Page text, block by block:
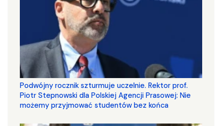
Podwójny rocznik szturmuje uczelnie. Rektor prof.
Piotr Stepnowski dla Polskiej Agencji Prasowej: Nie
możemy przyjmować studentów bez końca